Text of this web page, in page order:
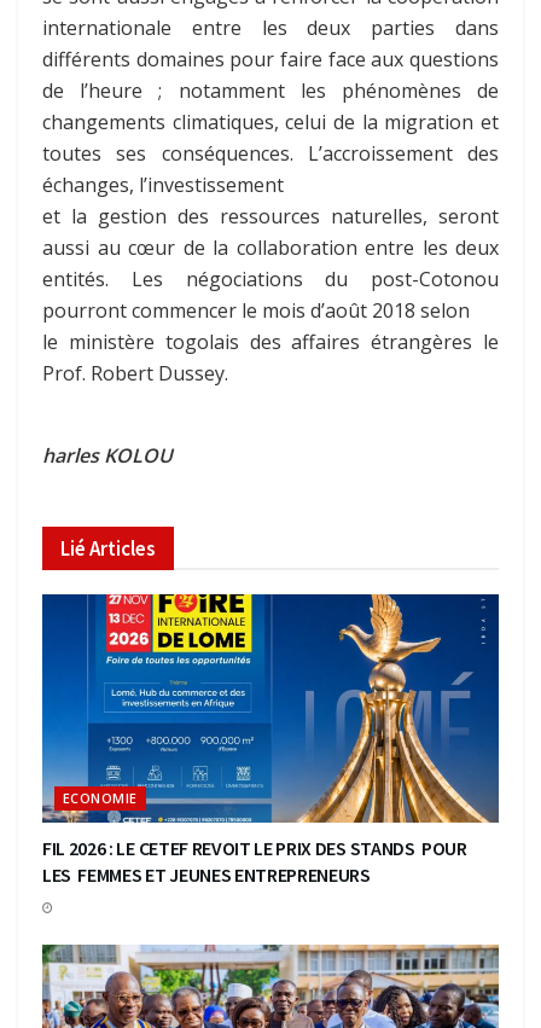
internationale entre les deux parties dans
différents domaines pour faire face aux questions
de l’heure ; notamment les phénomènes de
changements climatiques, celui de la migration et
toutes ses conséquences. L’accroissement des
échanges, l’investissement
et la gestion des ressources naturelles, seront
aussi au cœur de la collaboration entre les deux
entités. Les négociations du post-Cotonou
pourront commencer le mois d’août 2018 selon
le ministère togolais des affaires étrangères le
Prof. Robert Dussey.
harles KOLOU
LiéArticles
ECONOMIE
FIL 2026 : LE CETEF REVOIT LE PRIX DES STANDS POUR
LES FEMMES ET JEUNES ENTREPRENEURS